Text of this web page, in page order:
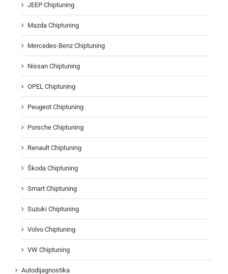
JEEP Chiptuning
Mazda Chiptuning
Mercedes-Benz Chiptuning
Nissan Chiptuning
OPEL Chiptuning
Peugeot Chiptuning
Porsche Chiptuning
Renault Chiptuning
Škoda Chiptuning
Smart Chiptuning
Suzuki Chiptuning
Volvo Chiptuning
VW Chiptuning
Autodijagnostika